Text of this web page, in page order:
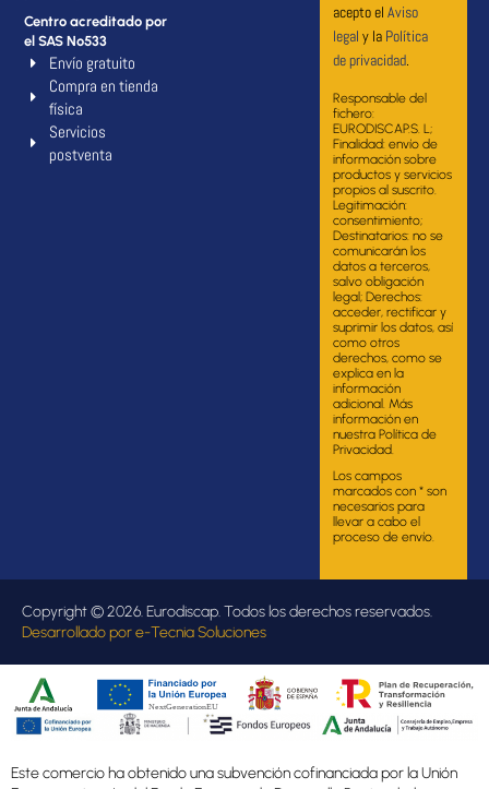
Centro acreditado por
el SAS Nº533
Envío gratuito
Compra en tienda
física
Servicios
postventa
acepto el Aviso
legal y la Política
de privacidad.
Responsable del
fichero:
EURODISCAP.S. L;
Finalidad: envío de
información sobre
productos y servicios
propios al suscrito.
Legitimación:
consentimiento;
Destinatarios: no se
comunicarán los
datos a terceros,
salvo obligación
legal; Derechos:
acceder, rectificar y
suprimir los datos, así
como otros
derechos, como se
explica en la
información
adicional. Más
información en
nuestra Política de
Privacidad.
Los campos
marcados con * son
necesarios para
llevar a cabo el
proceso de envío.
Copyright © 2026. Eurodiscap. Todos los derechos reservados.
Desarrollado pore-Tecnia Soluciones
Este comercio ha obtenido una subvención cofinanciada por la Unión